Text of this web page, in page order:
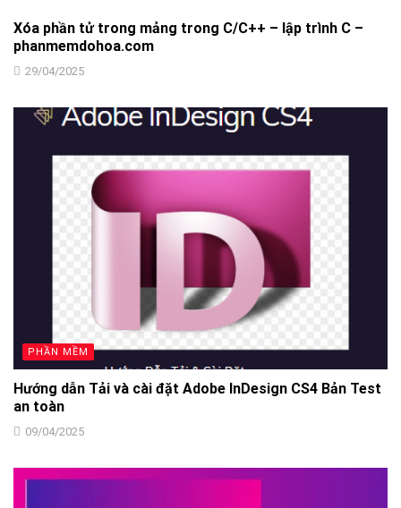
Xóa phần tử trong mảng trong C/C++ – lập trình C –
phanmemdohoa.com
29/04/2025
PHẦN MỀM
Hướng dẫn Tải và cài đặt Adobe InDesign CS4 Bản Test
an toàn
09/04/2025